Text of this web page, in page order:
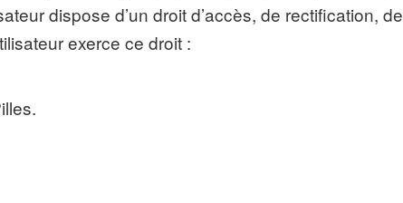
dispose d’un droit d’accès, de rectification, de
exerce ce droit :